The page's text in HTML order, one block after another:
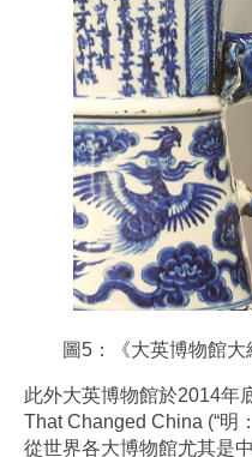
圖5：《大英博物館大
此外大英博物館於2014年
That Changed China (“明
從世界各大博物館尤其是